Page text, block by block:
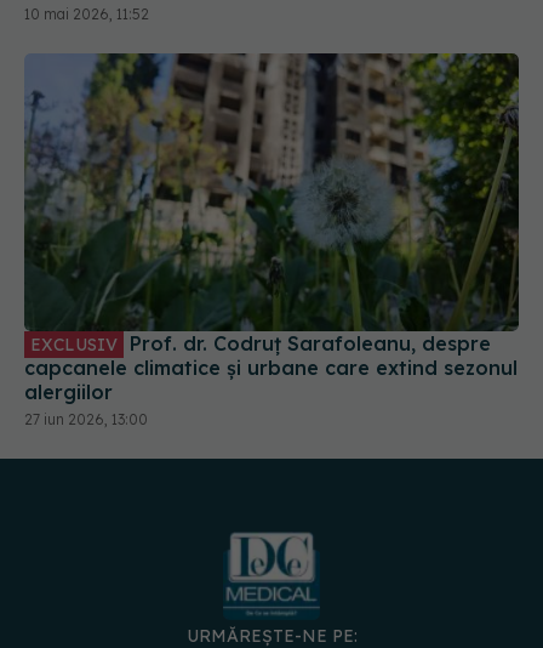
10 mai 2026, 11:52
EXCLUSIV
capcanele climatice și urbane care extind sezonul
alergiilor
27 iun 2026, 13:00
URMĂREȘTE-NE PE: